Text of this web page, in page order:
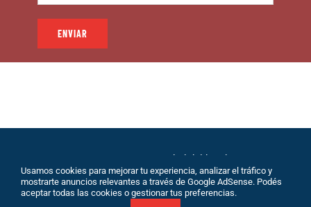
© 1999 – DECANO – La comunidad del hincha |
Desarrollo: Eolio |Políticas de Privacidad|Sobre
Nosotros|Terminos de Servicio|Contacto
Usamos cookies para mejorar tu experiencia, analizar el tráfico y
mostrarte anuncios relevantes a través de Google AdSense. Podés
aceptar todas las cookies o gestionar tus preferencias.